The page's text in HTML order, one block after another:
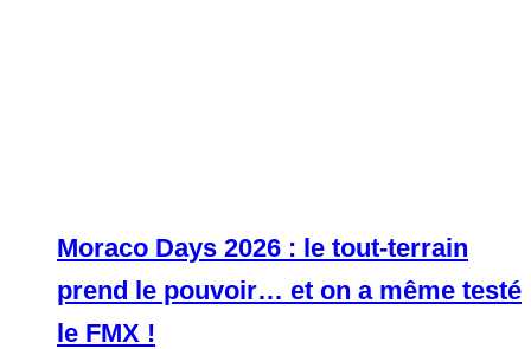
Moraco Days 2026 : le tout-terrain
prend le pouvoir… et on a même testé
le FMX !